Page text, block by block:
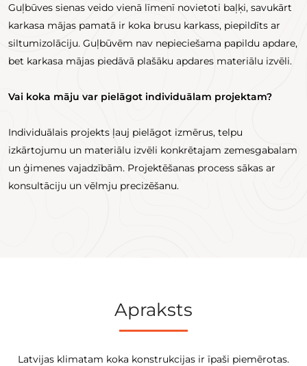
Guļbūves sienas veido vienā līmenī novietoti baļķi, savukārt
karkasa mājas pamatā ir koka brusu karkass, piepildīts ar
siltumizolāciju. Guļbūvēm nav nepieciešama papildu apdare,
bet karkasa mājas piedāvā plašāku apdares materiālu izvēli.
Vai koka māju var pielāgot individuālam projektam?
Individuālais projekts ļauj pielāgot izmērus, telpu
izkārtojumu un materiālu izvēli konkrētajam zemesgabalam
un ģimenes vajadzībām. Projektēšanas process sākas ar
konsultāciju un vēlmju precizēšanu.
Apraksts
Latvijas klimatam koka konstrukcijas ir īpaši piemērotas.